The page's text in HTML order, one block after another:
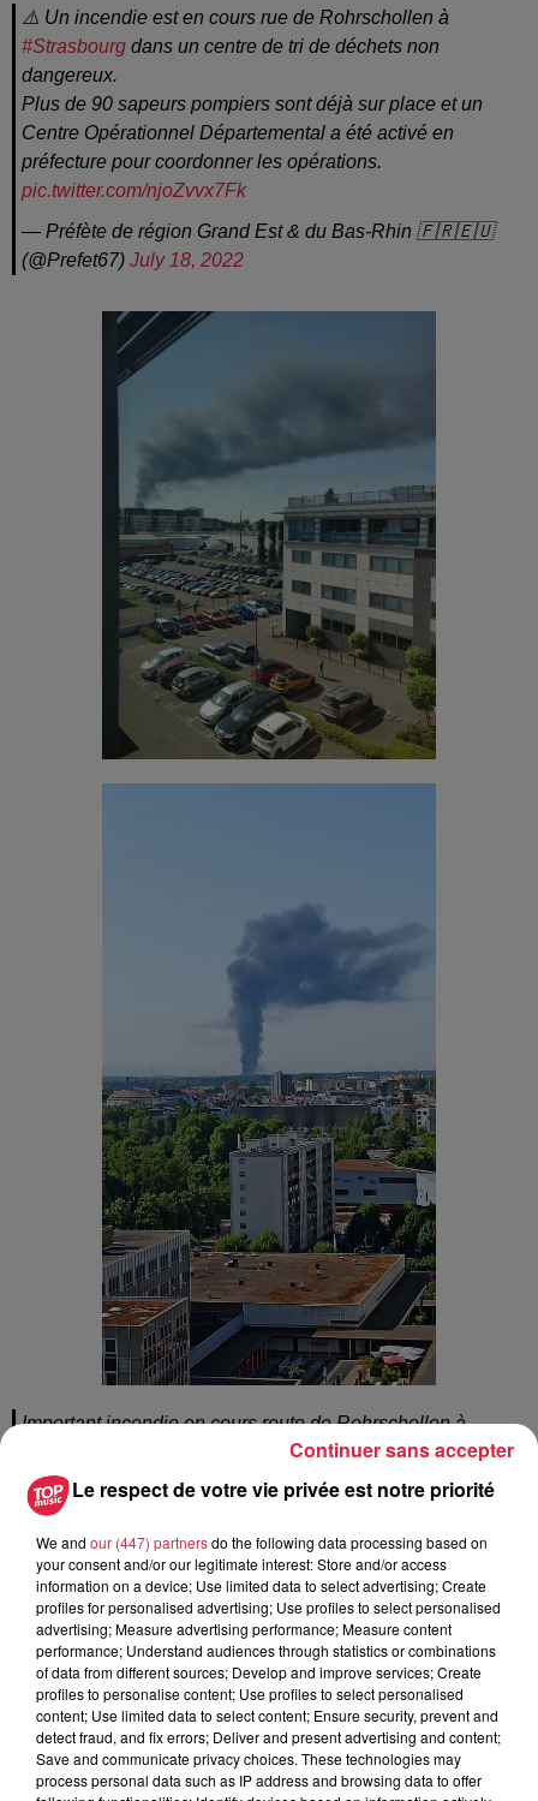
⚠️ Un incendie est en cours rue de Rohrschollen à
#Strasbourg dans un centre de tri de déchets non
dangereux.
Plus de 90 sapeurs pompiers sont déjà sur place et un
Centre Opérationnel Départemental a été activé en
préfecture pour coordonner les opérations.
pic.twitter.com/njoZvvx7Fk
— Préfète de région Grand Est & du Bas-Rhin 🇫🇷🇪🇺
(@Prefet67) July 18, 2022
Important incendie en cours route de Rohrschollen à
pic.twitter.com/UTaBMUW3g8
— Top Music (@TopmusicAlsace)
Publié : 18 juillet 2022 à 11h07 - Modifié : 18 juillet 2022 à
13h39 Thomas Stenico
A lire aussi
Le respect de votre vie privée est notre priorité
We and our (447) partnersdo the following data processing based on
your consent and/or our legitimate interest: Store and/or access
information on a device; Use limited data to select advertising; Create
profiles for personalised advertising; Use profiles to select personalised
advertising; Measure advertising performance; Measure content
performance; Understand audiences through statistics or combinations
of data from different sources; Develop and improve services; Create
profiles to personalise content; Use profiles to select personalised
content; Use limited data to select content; Ensure security, prevent and
detect fraud, and fix errors; Deliver and present advertising and content;
Save and communicate privacy choices. These technologies may
process personal data such as IP address and browsing data to offer
Continuer sans accepter